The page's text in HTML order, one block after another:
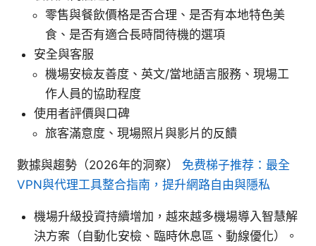
零售與餐飲價格是否合理、是否有本地特色美
食、是否有適合長時間待機的選項
安全與客服
機場安檢友善度、英文/當地語言服務、現場工
作人員的協助程度
使用者評價與口碑
旅客滿意度、現場照片與影片的反饋
數據與趨勢（2026年的洞察） 免费梯子推荐：最全
VPN與代理工具整合指南，提升網路自由與隱私
機場升級投資持續增加，越來越多機場導入智慧解
決方案（自動化安檢、臨時休息區、動線優化）。